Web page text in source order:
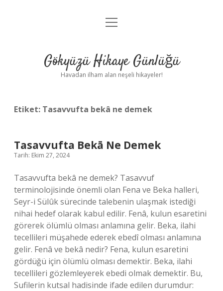
Anasayfa
Yasal Uyarı
menüyü
Gökyüzü Hikaye Günlüğü
Havadan ilham alan neşeli hikayeler!
Etiket: Tasavvufta bekâ ne demek
Tasavvufta Bekā Ne Demek
Tarih: Ekim 27, 2024
Tasavvufta bekâ ne demek? Tasavvuf
terminolojisinde önemli olan Fena ve Beka halleri,
Seyr-i Sülûk sürecinde talebenin ulaşmak istediği
nihai hedef olarak kabul edilir. Fenâ, kulun esaretini
görerek ölümlü olması anlamına gelir. Beka, ilahi
tecellileri müşahede ederek ebedî olması anlamına
gelir. Fenâ ve bekâ nedir? Fena, kulun esaretini
gördüğü için ölümlü olması demektir. Beka, ilahi
tecellileri gözlemleyerek ebedi olmak demektir. Bu,
Sufilerin kutsal hadisinde ifade edilen durumdur: